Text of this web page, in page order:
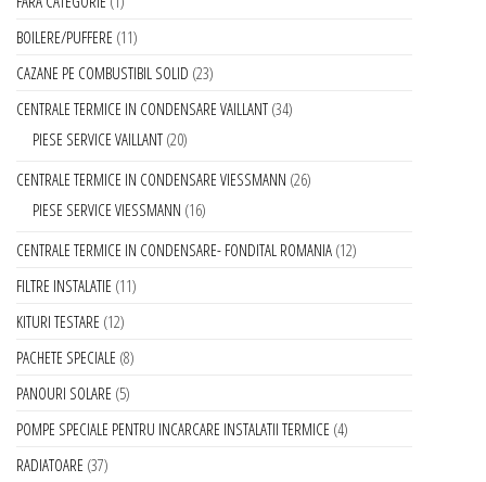
BOILERE/PUFFERE 11
CAZANE PE COMBUSTIBIL SOLID 23
CENTRALE TERMICE IN CONDENSARE VAILLANT 34
PIESE SERVICE VAILLANT 20
CENTRALE TERMICE IN CONDENSARE VIESSMANN 26
PIESE SERVICE VIESSMANN 16
CENTRALE TERMICE IN CONDENSARE- FONDITAL ROMANIA 12
FILTRE INSTALATIE 11
KITURI TESTARE 12
PACHETE SPECIALE 8
PANOURI SOLARE 5
POMPE SPECIALE PENTRU INCARCARE INSTALATII TERMICE 4
RADIATOARE 37